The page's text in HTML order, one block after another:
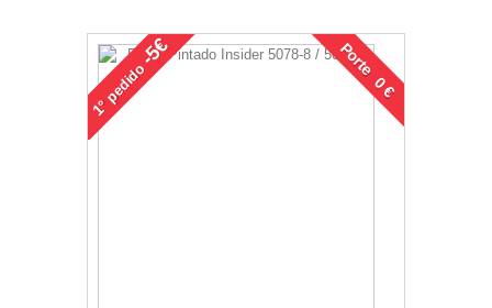
1°
pedido
-5€ Porte 0 €